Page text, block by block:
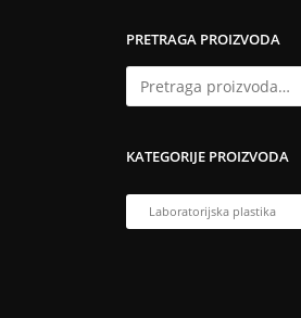
PRETRAGA PROIZVODA
KATEGORIJE PROIZVODA